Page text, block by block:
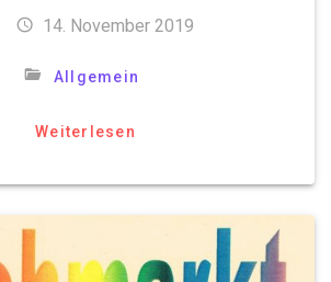
14. November 2019
Allgemein
Weiterlesen